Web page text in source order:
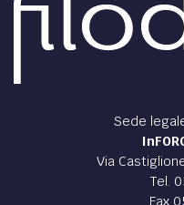
Sede
Via
Tel.
Fax